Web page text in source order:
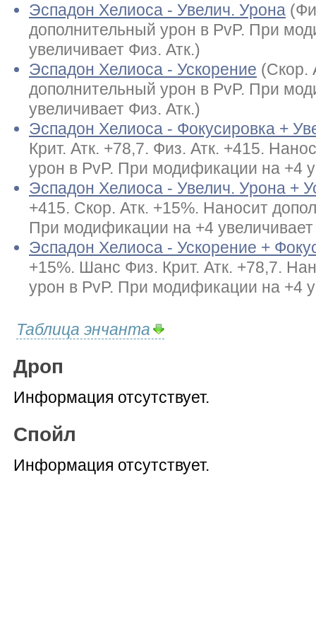
Эспадон Хелиоса - Увелич. Урона
дополнительный урон в PvP. При
увеличивает Физ. Атк.)
Эспадон Хелиоса - Ускорение (Скор.
дополнительный урон в PvP. При
увеличивает Физ. Атк.)
Эспадон Хелиоса - Фокусировка +
Крит. Атк. +78,7. Физ. Атк. +415.
урон в PvP. При модификации на +4
Эспадон Хелиоса - Увелич. Урона +
+415. Скор. Атк. +15%. Наносит
При модификации на +4
Эспадон Хелиоса - Ускорение +
+15%. Шанс Физ. Крит. Атк. +78,7.
урон в PvP. При модификации на +4
Таблица энчанта
Дроп
Информация отсутствует.
Спойл
Информация отсутствует.